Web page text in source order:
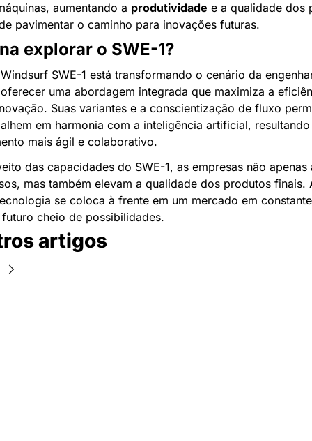
aumentando a produtividade e a qualidade dos
pavimentar o caminho para inovações futuras.
explorar o SWE-1?
SWE-1 está transformando o cenário da
uma abordagem integrada que maximiza a
Suas variantes e a conscientização de fluxo
em harmonia com a inteligência artificial,
mais ágil e colaborativo.
das capacidades do SWE-1, as empresas não apenas
mas também elevam a qualidade dos produtos finais.
se coloca à frente em um mercado em
cheio de possibilidades.
artigos